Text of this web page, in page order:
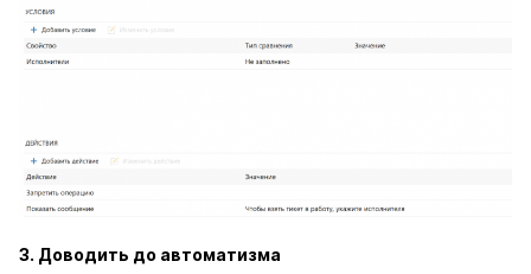
3. Доводить до автоматизма